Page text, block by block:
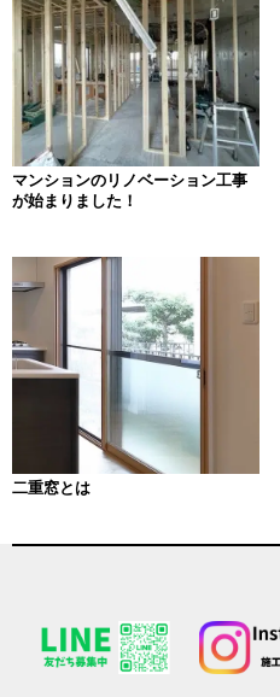
ー
シ
ョ
ン
マンションのリノベーション工事
が始まりました！
二重窓とは